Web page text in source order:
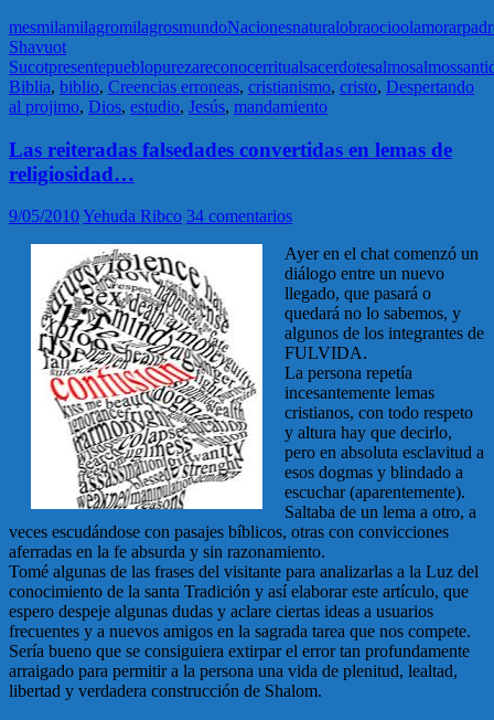
mesmilamilagromilagrosmundoNacionesnaturalobraocioolamorar
Shavuot
Sucotpresentepueblopurezareconocerritualsacerdotesalmosalmos
Biblia, biblio, Creencias erroneas, cristianismo, cristo, Despertando
al projimo, Dios, estudio, Jesús, mandamiento
Las reiteradas falsedades convertidas en lemas de
religiosidad…
9/05/2010Yehuda Ribco 34 comentarios
Ayer en el chat comenzó un
diálogo entre un nuevo
llegado, que pasará o
quedará no lo sabemos, y
algunos de los integrantes de
FULVIDA.
La persona repetía
incesantemente lemas
cristianos, con todo respeto
y altura hay que decirlo,
pero en absoluta esclavitud a
esos dogmas y blindado a
escuchar (aparentemente).
Saltaba de un lema a otro, a
veces escudándose con pasajes bíblicos, otras con convicciones
aferradas en la fe absurda y sin razonamiento.
Tomé algunas de las frases del visitante para analizarlas a la Luz del
conocimiento de la santa Tradición y así elaborar este artículo, que
espero despeje algunas dudas y aclare ciertas ideas a usuarios
frecuentes y a nuevos amigos en la sagrada tarea que nos compete.
Sería bueno que se consiguiera extirpar el error tan profundamente
arraigado para permitir a la persona una vida de plenitud, lealtad,
libertad y verdadera construcción de Shalom.